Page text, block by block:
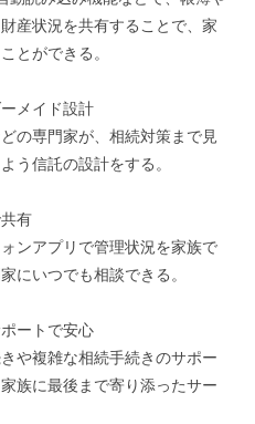
産状況を共有することで、家
とができる。
メイド設計
の専門家が、相続対策まで見
う信託の設計をする。
有
ンアプリで管理状況を家族で
にいつでも相談できる。
ートで安心
や複雑な相続手続きのサポー
族に最後まで寄り添ったサー